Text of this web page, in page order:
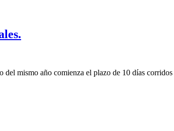
mismo año comienza el plazo de 10 días